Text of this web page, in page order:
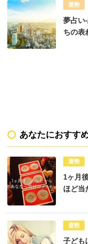
運勢
夢占い
ちの表
あなたにおすす
運勢
1ヶ月
ほど当
運勢
子ども